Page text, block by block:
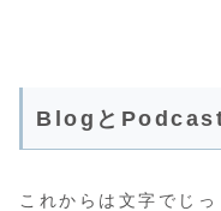
Blogと
これからは文字でじ